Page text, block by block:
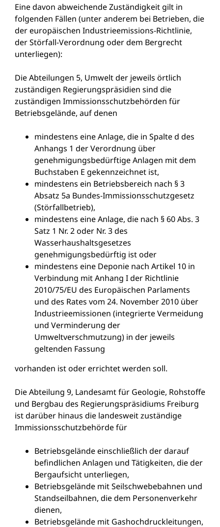
Eine davon abweichende Zuständigkeit gilt in
folgenden Fällen (unter anderem bei Betrieben, die
der europäischen Industrieemissions-Richtlinie,
der Störfall-Verordnung oder dem Bergrecht
unterliegen):
Die Abteilungen 5, Umwelt der jeweils örtlich
zuständigen Regierungspräsidien sind die
zuständigen Immissionsschutzbehörden für
Betriebsgelände, auf denen
mindestens eine Anlage, die in Spalte d des
Anhangs 1 der Verordnung über
genehmigungsbedürftige Anlagen mit dem
Buchstaben E gekennzeichnet ist,
mindestens ein Betriebsbereich nach § 3
Absatz 5a Bundes-Immissionsschutzgesetz
(Störfallbetrieb),
mindestens eine Anlage, die nach § 60 Abs. 3
Satz 1 Nr. 2 oder Nr. 3 des
Wasserhaushaltsgesetzes
genehmigungsbedürftig ist oder
mindestens eine Deponie nach Artikel 10 in
Verbindung mit Anhang I der Richtlinie
2010/75/EU des Europäischen Parlaments
und des Rates vom 24. November 2010 über
Industrieemissionen (integrierte Vermeidung
und Verminderung der
Umweltverschmutzung) in der jeweils
geltenden Fassung
vorhanden ist oder errichtet werden soll.
Die Abteilung 9, Landesamt für Geologie, Rohstoffe
und Bergbau des Regierungspräsidiums Freiburg
ist darüber hinaus die landesweit zuständige
Immissionsschutzbehörde für
Betriebsgelände einschließlich der darauf
befindlichen Anlagen und Tätigkeiten, die der
Bergaufsicht unterliegen,
Betriebsgelände mit Seilschwebebahnen und
Standseilbahnen, die dem Personenverkehr
dienen,
Betriebsgelände mit Gashochdruckleitungen,